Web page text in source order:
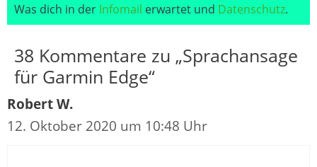
Was dich in der Infomail erwartet und Datenschutz.
38 Kommentare zu „Sprachansage
für Garmin Edge“
Robert W.
12. Oktober 2020 um 10:48 Uhr